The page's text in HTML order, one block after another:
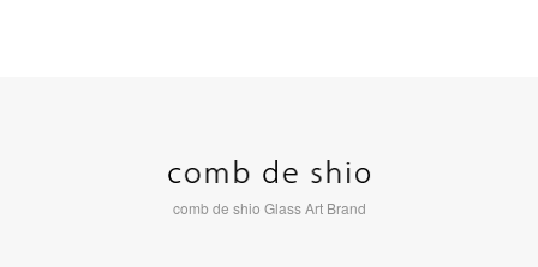
comb de shio Glass Art Brand